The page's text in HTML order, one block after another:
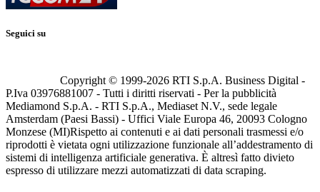
Seguici su
Copyright © 1999-2026 RTI S.p.A. Business Digital -
P.Iva 03976881007 - Tutti i diritti riservati - Per la pubblicità
Mediamond S.p.A. - RTI S.p.A., Mediaset N.V., sede legale
Amsterdam (Paesi Bassi) - Uffici Viale Europa 46, 20093 Cologno
Monzese (MI)Rispetto ai contenuti e ai dati personali trasmessi e/o
riprodotti è vietata ogni utilizzazione funzionale all’addestramento di
sistemi di intelligenza artificiale generativa. È altresì fatto divieto
espresso di utilizzare mezzi automatizzati di data scraping.